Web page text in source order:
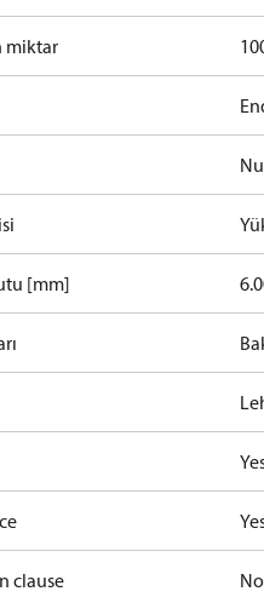
miktar
[mm]
clause No